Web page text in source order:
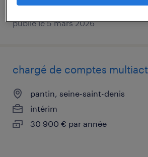
publié le 5 mars 2026
chargé de comptes
pantin, seine-saint-denis
intérim
30 900 € par année